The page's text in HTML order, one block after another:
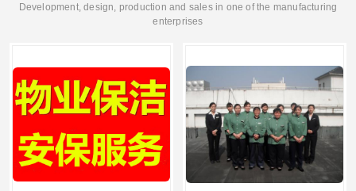
Development, design, production and sales in one of the manufacturing
enterprises